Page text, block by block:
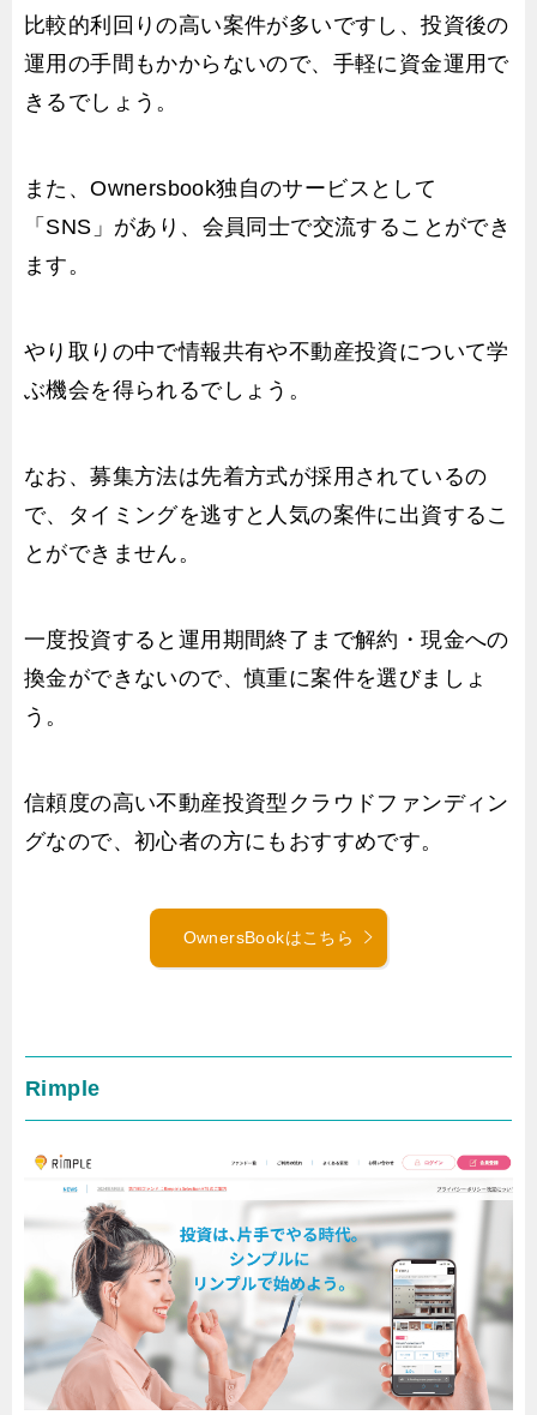
比較的利回りの高い案件が多いですし、投資後の
運用の手間もかからないので、手軽に資金運用で
きるでしょう。
また、Ownersbook独自のサービスとして
「SNS」があり、会員同士で交流することができ
ます。
やり取りの中で情報共有や不動産投資について学
ぶ機会を得られるでしょう。
なお、募集方法は先着方式が採用されているの
で、タイミングを逃すと人気の案件に出資するこ
とができません。
一度投資すると運用期間終了まで解約・現金への
換金ができないので、慎重に案件を選びましょ
う。
信頼度の高い不動産投資型クラウドファンディン
グなので、初心者の方にもおすすめです。
OwnersBookはこちら
Rimple